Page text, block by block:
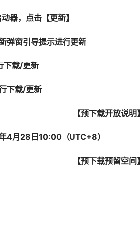
器，点击【更新】
弹窗引导提示进行更新
下载/更新
下载/更新
【预下载开放说明】
4月28日10:00（UTC+8）
【预下载预留空间】